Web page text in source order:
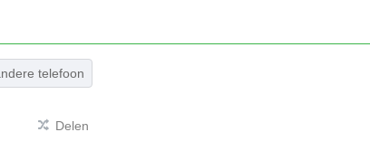
telefoon
Delen